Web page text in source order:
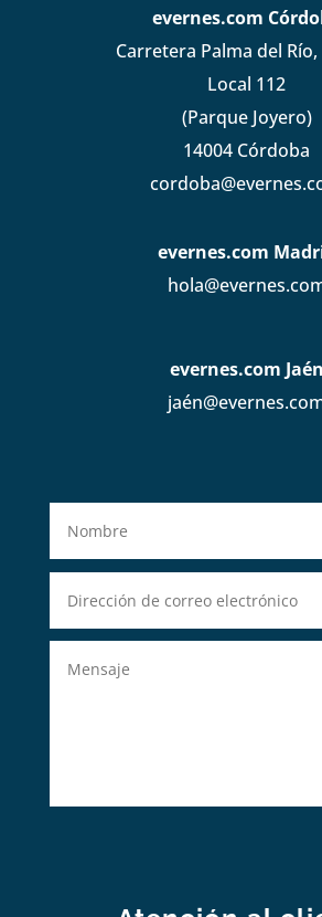
evernes.com
Carretera Palma del
Local 112
(Parque Joyero)
14004 Córdoba
evernes.com
evernes.com Jaén